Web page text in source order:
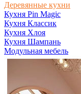
Деревянные кухни
Кухня Pin Magic
Кухня Классик
Кухня Хлоя
Кухня Шампань
Модульная мебель